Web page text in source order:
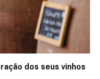
dos seus vinhos